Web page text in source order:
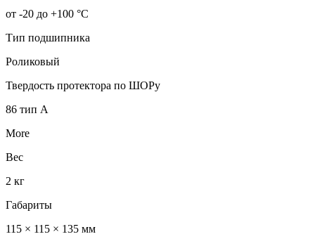
от -20 до +100 °С
Тип подшипника
Роликовый
Твердость протектора по ШОРу
86 тип А
More
Вес
2 кг
Габариты
115 × 115 × 135 мм